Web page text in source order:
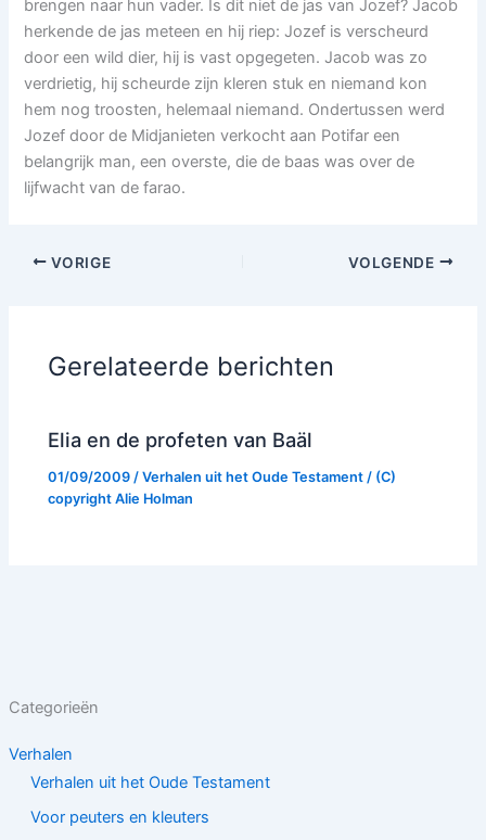
Categorieën
Verhalen
Verhalen uit het Oude Testament
Voor peuters en kleuters
brengen naar hun vader. Is dit niet de jas van Jozef? Jacob
herkende de jas meteen en hij riep: Jozef is verscheurd
door een wild dier, hij is vast opgegeten. Jacob was zo
verdrietig, hij scheurde zijn kleren stuk en niemand kon
hem nog troosten, helemaal niemand. Ondertussen werd
Jozef door de Midjanieten verkocht aan Potifar een
belangrijk man, een overste, die de baas was over de
lijfwacht van de farao.
VORIGE VOLGENDE
Gerelateerde berichten
Elia en de profeten van Baäl
01/09/2009/Verhalen uit het Oude Testament / (C)
copyrightAlie Holman